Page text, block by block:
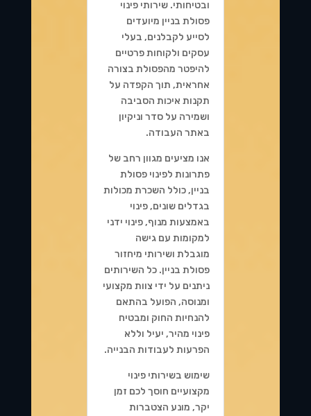
ובטיחותי. שירותי פינוי
פסולת בניין מיועדים
לסייע לקבלנים, בעלי
עסקים ולקוחות פרטיים
להיפטר מהפסולת בצורה
אחראית, תוך הקפדה על
תקנות איכות הסביבה
ושמירה על סדר וניקיון
באתר העבודה.
אנו מציעים מגוון רחב של
פתרונות לפינוי פסולת
בניין, כולל השכרת מכולות
בגדלים שונים, פינוי
באמצעות מנוף, פינוי ידני
למקומות עם גישה
מוגבלת ושירותי מיחזור
פסולת בניין. כל השירותים
ניתנים על ידי צוות מקצועי
ומנוסה, הפועל בהתאם
להנחיות החוק ומבטיח
פינוי מהיר, יעיל וללא
הפרעות לעבודות הבנייה.
שימוש בשירותי פינוי
מקצועיים חוסך לכם זמן
יקר, מונע הצטברות